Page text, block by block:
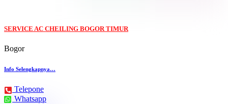
SERVICE AC CHEILING BOGOR TIMUR
Bogor
Info Selengkapnya…
Telepone
Whatsapp